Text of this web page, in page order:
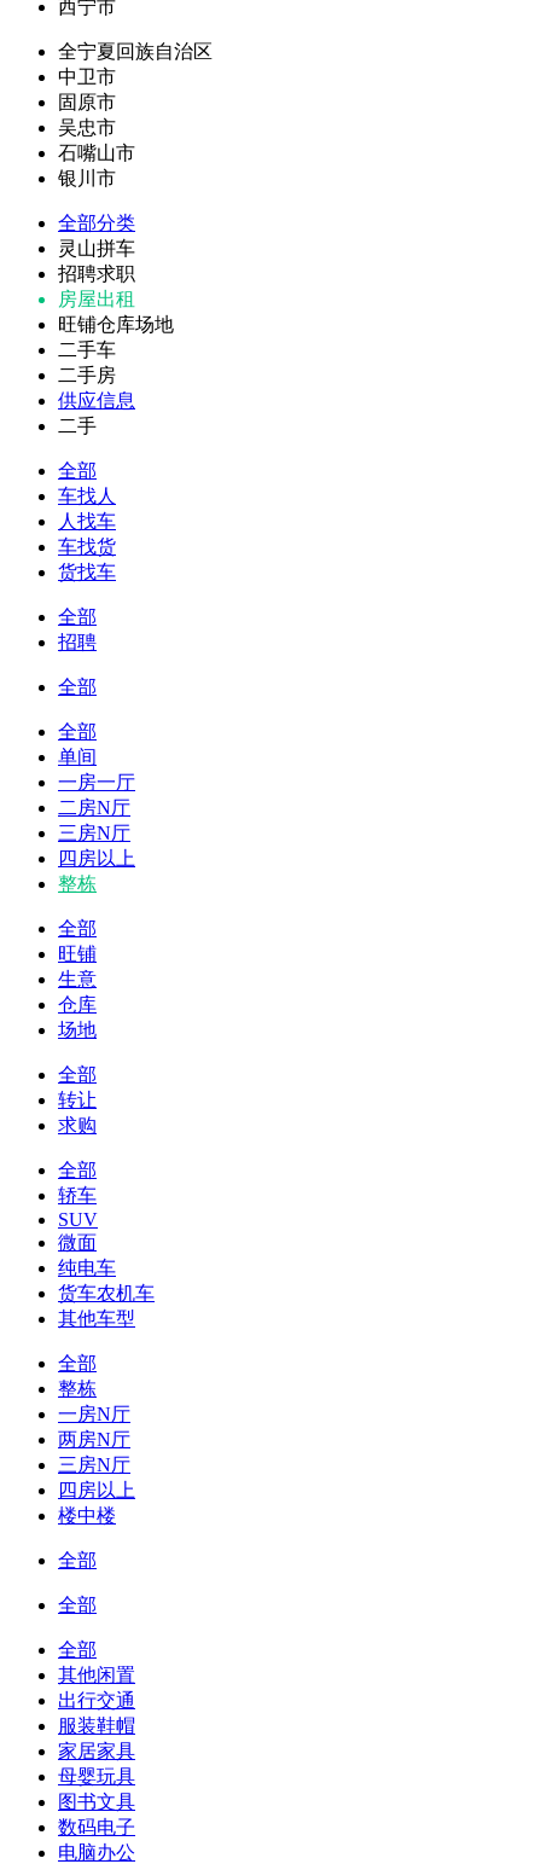
西宁市
全宁夏回族自治区
中卫市
固原市
吴忠市
石嘴山市
银川市
全部分类
灵山拼车
招聘求职
房屋出租
旺铺仓库场地
二手车
二手房
供应信息
二手
全部
车找人
人找车
车找货
货找车
全部
招聘
全部
全部
单间
一房一厅
二房N厅
三房N厅
四房以上
整栋
全部
旺铺
生意
仓库
场地
全部
转让
求购
全部
轿车
SUV
微面
纯电车
货车农机车
其他车型
全部
整栋
一房N厅
两房N厅
三房N厅
四房以上
楼中楼
全部
全部
全部
其他闲置
出行交通
服装鞋帽
家居家具
母婴玩具
图书文具
数码电子
电脑办公